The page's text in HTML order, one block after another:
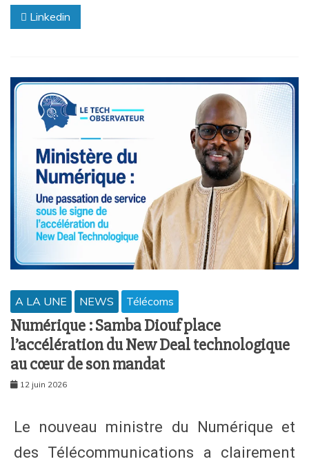
Linkedin
A LA UNE NEWS Télécoms
Numérique : Samba Diouf place
l’accélération du New Deal technologique
au cœur de son mandat
12 juin 2026
Le nouveau ministre du Numérique et
des Télécommunications a clairement